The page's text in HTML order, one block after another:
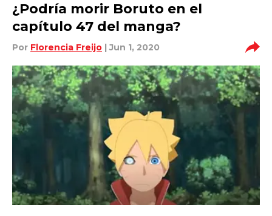
¿Podría morir Boruto en el
capítulo 47 del manga?
Por Florencia Freijo | Jun 1, 2020